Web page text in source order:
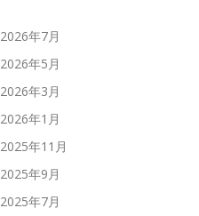
2026年7月
2026年5月
2026年3月
2026年1月
2025年11月
2025年9月
2025年7月